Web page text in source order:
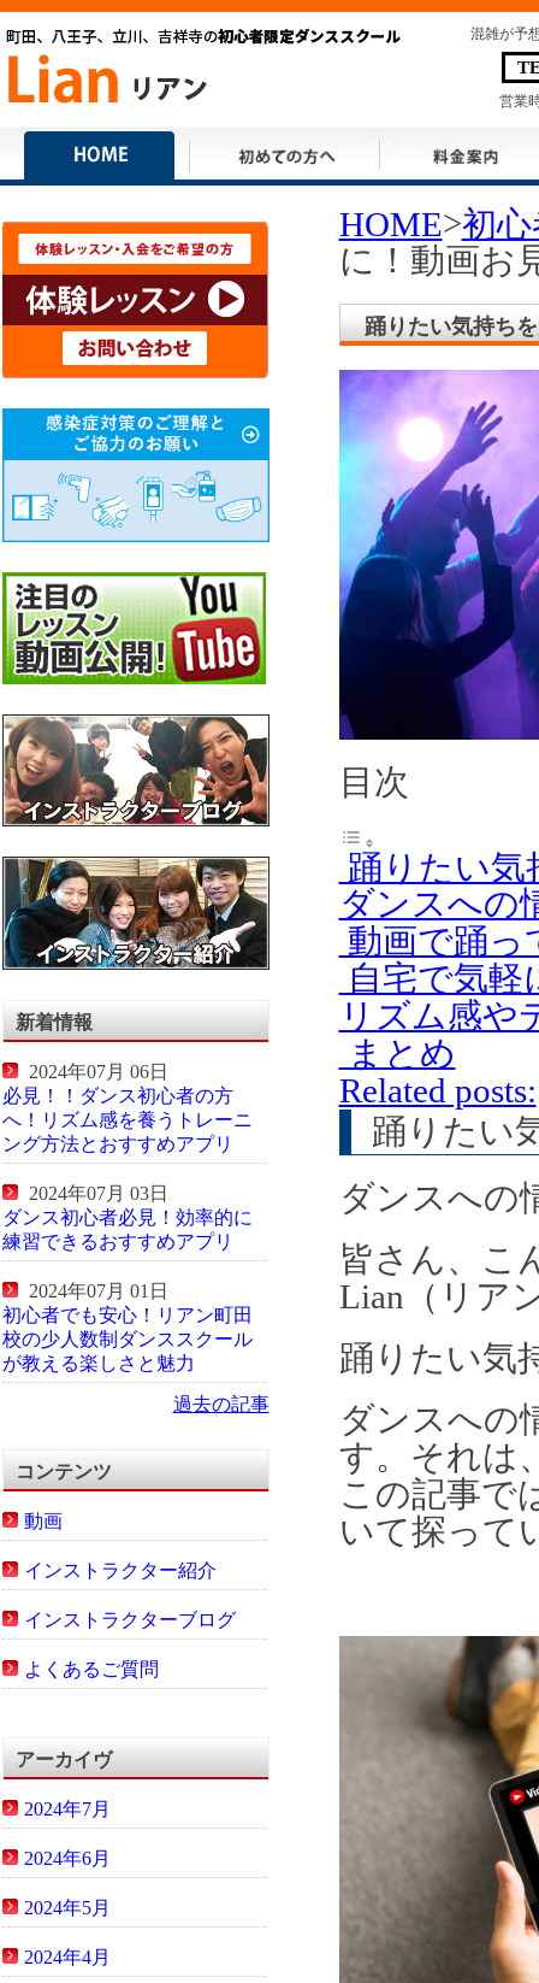
混雑が予
営業
HOME>初
に！動画お
踊りたい気持ち
目次
踊りたい気
ダンスへの
動画で踊っ
自宅で気軽
リズム感や
まとめ
Related posts:
踊りたい
ダンスへの
皆さん、こ
Lian（リア
踊りたい気
ダンスへの
す。それは
この記事で
いて探って
新着情報
2024年07月 06日
必見！！ダンス初心者の方
へ！リズム感を養うトレーニ
ング方法とおすすめアプリ
2024年07月 03日
ダンス初心者必見！効率的に
練習できるおすすめアプリ
2024年07月 01日
初心者でも安心！リアン町田
校の少人数制ダンススクール
が教える楽しさと魅力
過去の記事
コンテンツ
動画
インストラクター紹介
インストラクターブログ
よくあるご質問
アーカイヴ
2024年7月
2024年6月
2024年5月
2024年4月